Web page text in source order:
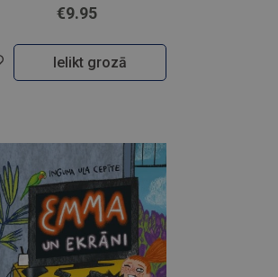
€9.95
Ielikt grozā